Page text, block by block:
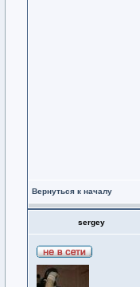
Вернуться к началу
sergey